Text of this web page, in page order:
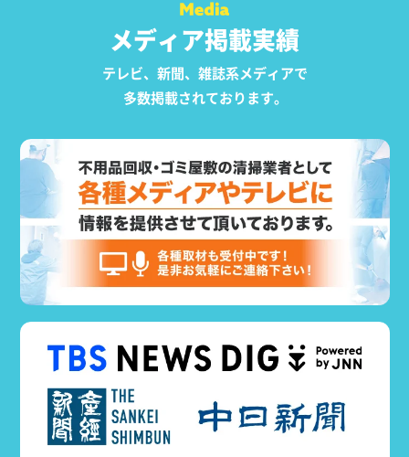
メディア掲載実績
テレビ、新聞、雑誌系メディアで
多数掲載されております。